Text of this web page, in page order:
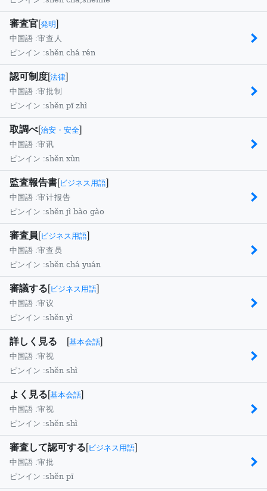
審査官[発明]
中国語 :审查人
ピンイン :shěn chá rén
認可制度[法律]
中国語 :审批制
ピンイン :shěn pī zhì
取調べ[治安・安全]
中国語 :审讯
ピンイン :shěn xùn
監査報告書[ビジネス用語]
中国語 :审计报告
ピンイン :shěn jì bào gào
審査員[ビジネス用語]
中国語 :审查员
ピンイン :shěn chá yuán
審議する[ビジネス用語]
中国語 :审议
ピンイン :shěn yì
詳しく見る [基本会話]
中国語 :审视
ピンイン :shěn shì
よく見る[基本会話]
中国語 :审视
ピンイン :shěn shì
審査して認可する[ビジネス用語]
中国語 :审批
ピンイン :shěn pī